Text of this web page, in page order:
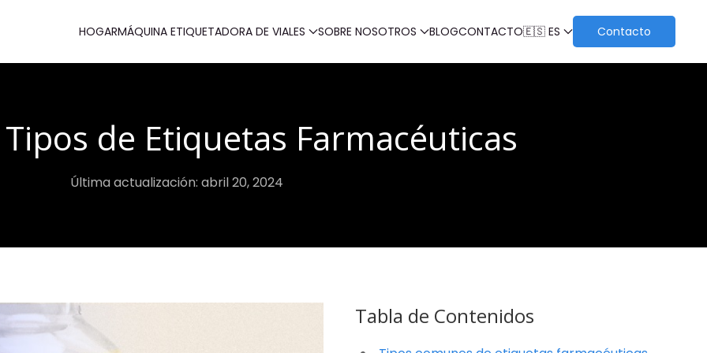
HOGARMÁQUINA ETIQUETADORA DE VIALES SOBRE NOSOTROS BLOGCONTACTO🇪🇸 ES Contacto
de Etiquetas Farmacéuticas
Última actualización: abril 20, 2024
Tabla de Contenidos